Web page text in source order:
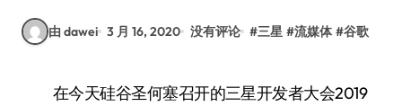
由 dawei 3 月 16, 2020 没有评论 #三星 #流媒体 #谷歌
在今天硅谷圣何塞召开的三星开发者大会2019